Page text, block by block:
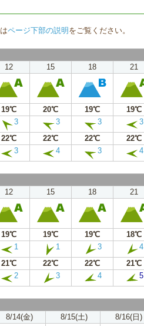
ページ下部の説明 をご覧ください。
12 15 18 21
19℃ 20℃ 19℃
19℃
3 3 3 3
22℃ 22℃ 22℃
22℃
3 4 3 4
12 15 18 21
19℃ 19℃ 19℃
18℃
1 1 3 4
21℃ 22℃ 22℃
21℃
2 3 4 5
8/14(金) 8/15(土) 8/16(日)